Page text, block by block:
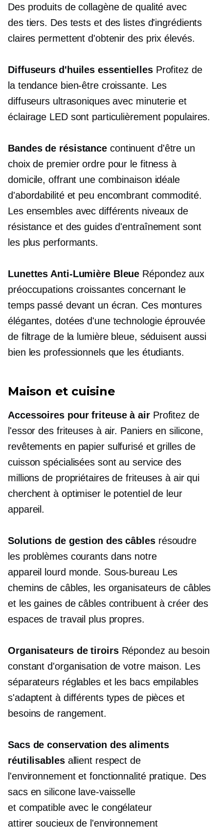
Des produits de collagène de qualité avec
des tiers. Des tests et des listes d'ingrédients
claires permettent d'obtenir des prix élevés.
Diffuseurs d'huiles essentiellesProfitez de
la tendance bien-être croissante. Les
diffuseurs ultrasoniques avec minuterie et
éclairage LED sont particulièrement populaires.
Bandes de résistance continuent d'être un
choix de premier ordre pour le fitness à
domicile, offrant une combinaison idéale
d'abordabilité et peu encombrantcommodité.
Les ensembles avec différents niveaux de
résistance et des guides d'entraînement sont
les plus performants.
Lunettes Anti-Lumière Bleue Répondez aux
préoccupations croissantes concernant le
temps passé devant un écran. Ces montures
élégantes, dotées d'une technologie éprouvée
de filtrage de la lumière bleue, séduisent aussi
bien les professionnels que les étudiants.
Maison et cuisine
Accessoires pour friteuse à airProfitez de
l'essor des friteuses à air. Paniers en silicone,
revêtements en papier sulfurisé et grilles de
cuisson spécialisées sont au service des
millions de propriétaires de friteuses à air qui
cherchent à optimiser le potentiel de leur
appareil.
Solutions de gestion des câblesrésoudre
les problèmes courants dans notre
appareil lourd monde. Sous-bureau Les
chemins de câbles, les organisateurs de câbles
et les gaines de câbles contribuent à créer des
espaces de travail plus propres.
Organisateurs de tiroirsRépondez au besoin
constant d'organisation de votre maison. Les
séparateurs réglables et les bacs empilables
s'adaptent à différents types de pièces et
besoins de rangement.
Sacs de conservation des aliments
réutilisablesallient respect de
l'environnement et fonctionnalité pratique. Des
sacs en silicone lave-vaisselle
et compatible avec le congélateur
attirersoucieux de l'environnement